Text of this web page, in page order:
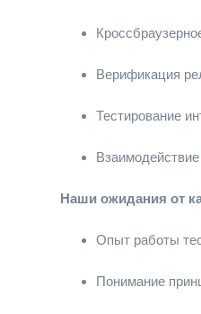
Верификация
Тестирование
Наши ожидания от
Опыт работы
Понимание